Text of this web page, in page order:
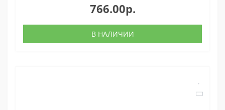
766.00р.
В НАЛИЧИИ